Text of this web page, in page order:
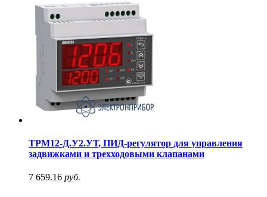
ТРМ12-Д.У2.УТ, ПИД-регулятор для управления
задвижками и трехходовыми клапанами
7 659.16 руб.